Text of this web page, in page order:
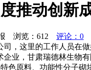
推动创新
浏览： 612
评论：0
，这里的工作人员
业，甘肃瑞德林生
色原料、功能性分子砌